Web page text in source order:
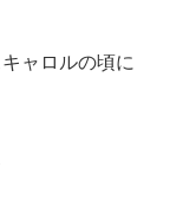
ャロルの頃に